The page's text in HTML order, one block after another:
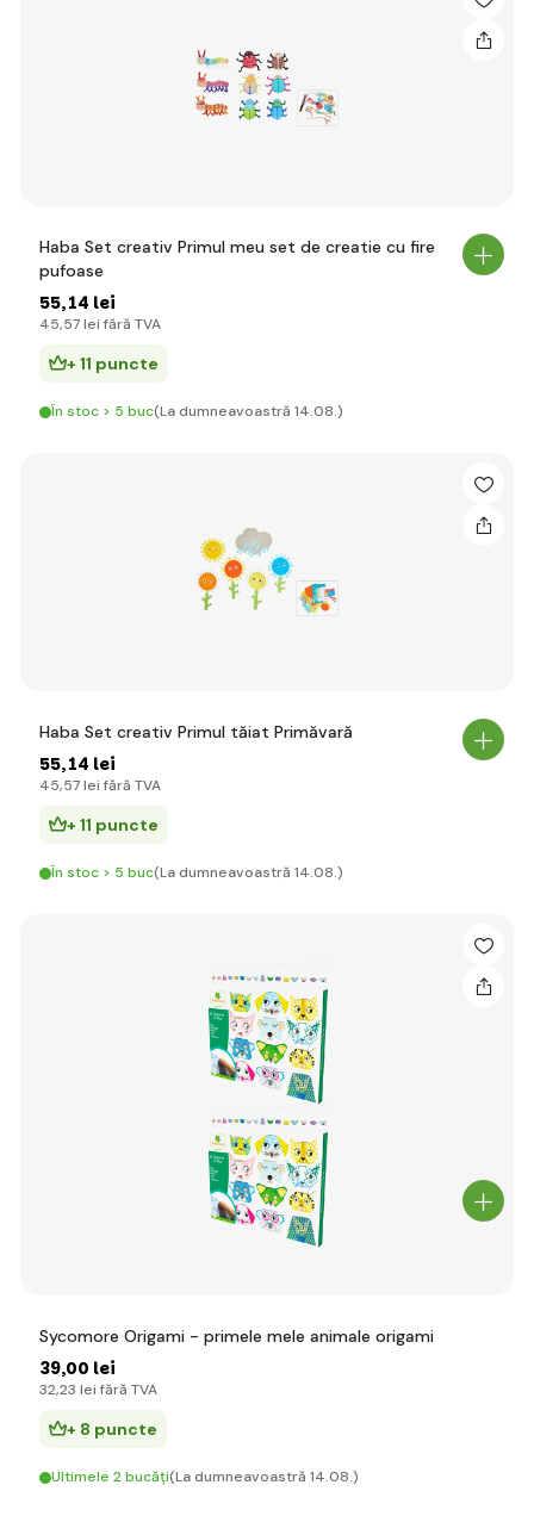
Haba Set creativ Primul meu set de creatie cu fire
pufoase
55,14 lei
45,57 lei fără TVA
+ 11 puncte
În stoc > 5 buc(La dumneavoastră 14.08.)
Haba Set creativ Primul tăiat Primăvară
55,14 lei
45,57 lei fără TVA
+ 11 puncte
În stoc > 5 buc(La dumneavoastră 14.08.)
Sycomore Origami - primele mele animale origami
39,00 lei
32,23 lei fără TVA
+ 8 puncte
Ultimele 2 bucăți(La dumneavoastră 14.08.)